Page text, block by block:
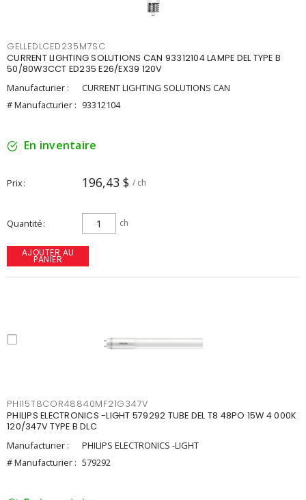
GELLEDLCED235M7SC
CURRENT LIGHTING SOLUTIONS CAN 93312104 LAMPE DEL TYPE B
50/80W3CCT ED235 E26/EX39 120V
Manufacturier :
CURRENT LIGHTING SOLUTIONS CAN
# Manufacturier : 93312104
En inventaire
Prix 196,43 $ / ch
Quantité ch
AJOUTER AU
PANIER
PHI15T8COR48840MF21G347V
PHILIPS ELECTRONICS -LIGHT 579292 TUBE DEL T8 48PO 15W 4 000K
120/347V TYPE B DLC
Manufacturier :
PHILIPS ELECTRONICS -LIGHT
# Manufacturier : 579292